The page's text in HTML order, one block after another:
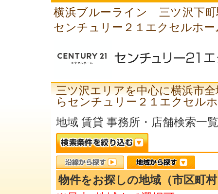
横浜ブルーライン 三ツ沢下町
センチュリー２１エクセルホー
三ツ沢エリアを中心に横浜市
らセンチュリー２１エクセル
地域 賃貸 事務所・店舗検索一覧
物件をお探しの地域（市区町